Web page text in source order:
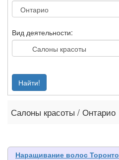
Вид деятельности:
Найти!
Салоны красоты / Онтарио
Наращивание волос Торонто